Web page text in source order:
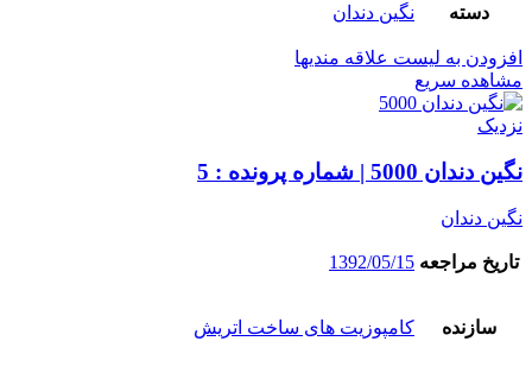
دسته نگین دندان
افزودن به لیست علاقه مندیها
مشاهده سریع
نزدیک
نگین دندان 5000 | شماره پرونده : 5
نگین دندان
تاریخ مراجعه 1392/05/15
سازنده کامپوزیت های ساخت اتریش